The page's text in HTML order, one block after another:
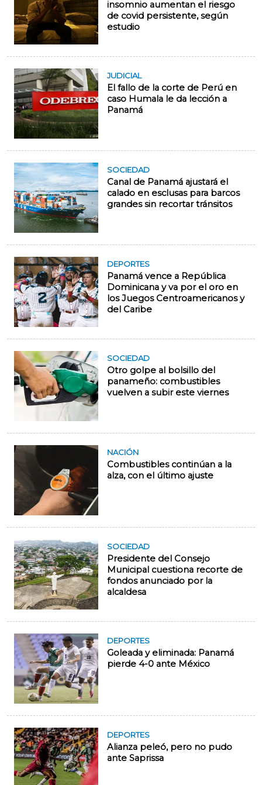
insomnio aumentan el riesgo
de covid persistente, según
estudio
JUDICIAL
El fallo de la corte de Perú en
caso Humala le da lección a
Panamá
SOCIEDAD
Canal de Panamá ajustará el
calado en esclusas para barcos
grandes sin recortar tránsitos
DEPORTES
Panamá vence a República
Dominicana y va por el oro en
los Juegos Centroamericanos y
del Caribe
SOCIEDAD
Otro golpe al bolsillo del
panameño: combustibles
vuelven a subir este viernes
NACIÓN
Combustibles continúan a la
alza, con el último ajuste
SOCIEDAD
Presidente del Consejo
Municipal cuestiona recorte de
fondos anunciado por la
alcaldesa
DEPORTES
Goleada y eliminada: Panamá
pierde 4-0 ante México
DEPORTES
Alianza peleó, pero no pudo
ante Saprissa